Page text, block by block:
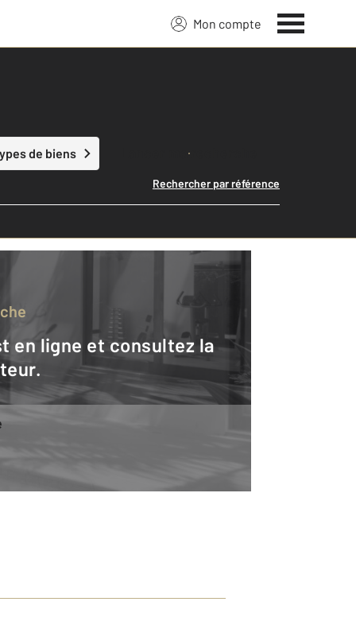
Mon compte
de biens Lancer ma recherche
Rechercher par référence